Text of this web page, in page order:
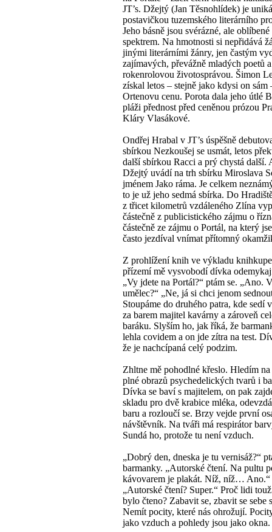
JT’s. Džejtý (Jan Těsnohlídek) je
postavičkou tuzemského literárního
Jeho básně jsou svérázné, ale
spektrem. Na hmotnosti si nepřidává
jinými literárními žánry, jen častým
zajímavých, převážně mladých poetů a
rokenrolovou životosprávou. Šimon
získal letos – stejně jako kdysi on sám
Ortenovu cenu. Porota dala jeho útlé
pláži přednost před ceněnou prózou
Kláry Vlasákové.
Ondřej Hrabal v JT’s úspěšně
sbírkou Nezkoušej se usmát, letos
další sbírkou Racci a prý chystá další.
Džejtý uvádí na trh sbírku Miroslava
jménem Jako ráma. Je celkem
to je už jeho sedmá sbírka. Do
z třicet kilometrů vzdáleného Zlína
částečně z publicistického zájmu o
částečně ze zájmu o Portál, na který
často jezdíval vnímat přítomný
Z prohlížení knih ve výkladu
přízemí mě vysvobodí dívka
„Vy jdete na Portál?“ ptám se. „Ano.
umělec?“ „Ne, já si chci jenom
Stoupáme do druhého patra, kde sedí
za barem majitel kavárny a zároveň
baráku. Slyším ho, jak říká, že
lehla covidem a on jde zítra na test.
že je nachcípaná celý podzim.
Zhltne mě pohodlné křeslo. Hledím na
plné obrazů psychedelických tvarů i
Dívka se baví s majitelem, on pak
skladu pro dvě krabice mléka,
baru a rozloučí se. Brzy vejde první
návštěvník. Na tváři má respirátor
Sundá ho, protože tu není vzduch.
„Dobrý den, dneska je tu vernisáž?“
barmanky. „Autorské čtení. Na pultu
kávovarem je plakát. Níž, níž… Ano.“
„Autorské čtení? Super.“ Proč lidi
bylo čteno? Zabavit se, zbavit se sebe
Nemít pocity, které nás ohrožují.
jako vzduch a pohledy jsou jako okna.